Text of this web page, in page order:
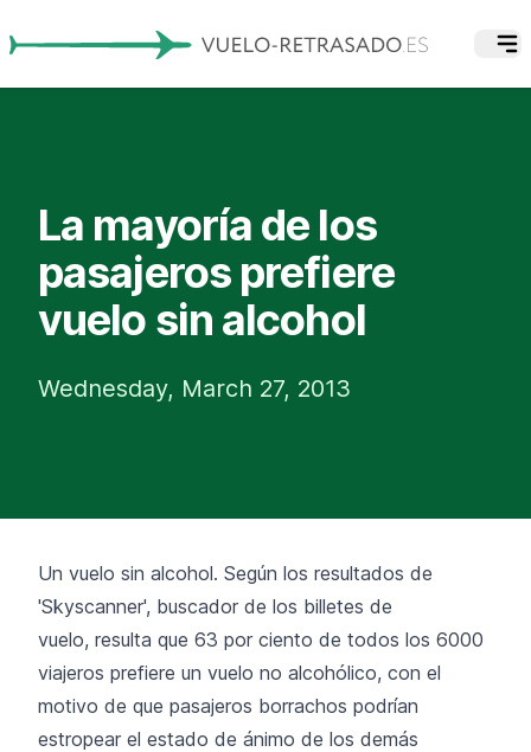
La mayoría de los
pasajeros prefiere
vuelo sin alcohol
Wednesday, March 27, 2013
Un vuelo sin alcohol. Según los resultados de
'Skyscanner', buscador de los billetes de
vuelo, resulta que 63 por ciento de todos los 6000
viajeros prefiere un vuelo no alcohólico, con el
motivo de que pasajeros borrachos podrían
estropear el estado de ánimo de los demás